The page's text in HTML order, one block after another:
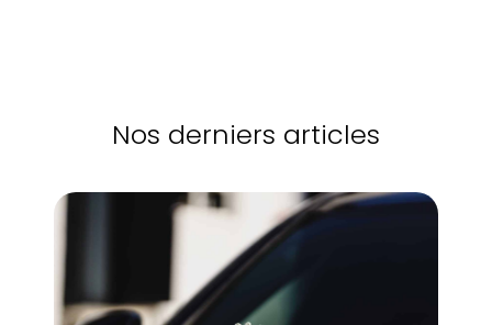
Nos derniers articles